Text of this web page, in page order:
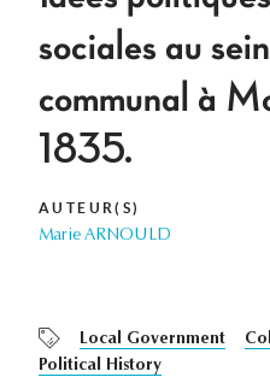
sociales au
communal à
1835.
AUTEUR(S)
Marie ARNOULD
Local Government
Political History